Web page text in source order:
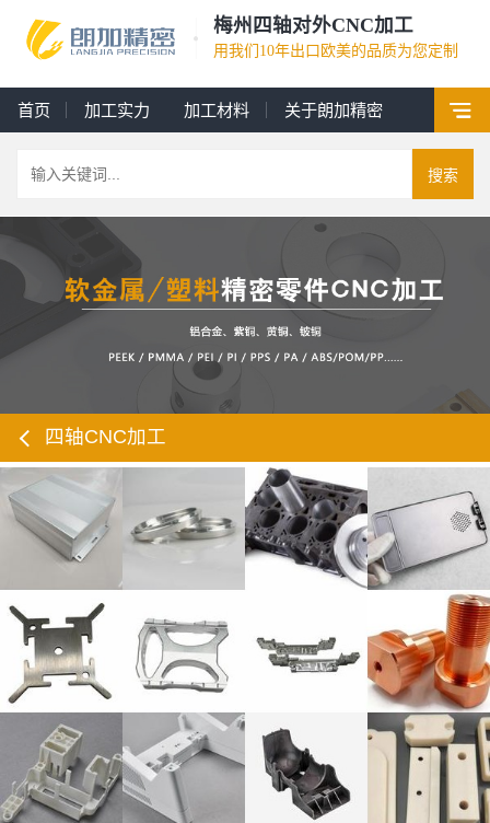
梅州四轴对外CNC加工
用我们10年出口欧美的品质为您定制
首页 加工实力 加工材料 关于朗加精密
搜索
四轴CNC加工